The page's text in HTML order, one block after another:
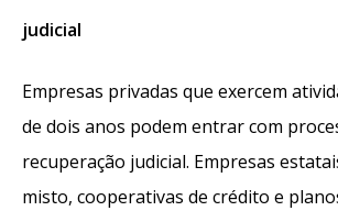
judicial
Empresas privadas que exercem
de dois anos podem entrar com
recuperação judicial. Empresas
misto, cooperativas de crédito e